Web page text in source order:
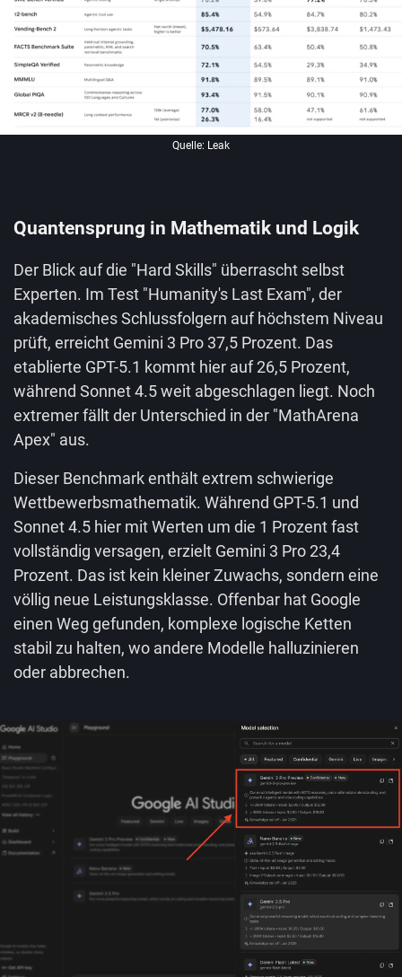
Quelle: Leak
Quantensprung in Mathematik und Logik
Der Blick auf die "Hard Skills" überrascht selbst
Experten. Im Test "Humanity's Last Exam", der
akademisches Schlussfolgern auf höchstem Niveau
prüft, erreicht Gemini 3 Pro 37,5 Prozent. Das
etablierte GPT-5.1 kommt hier auf 26,5 Prozent,
während Sonnet 4.5 weit abgeschlagen liegt. Noch
extremer fällt der Unterschied in der "MathArena
Apex" aus.
Dieser Benchmark enthält extrem schwierige
Wettbewerbsmathematik. Während GPT-5.1 und
Sonnet 4.5 hier mit Werten um die 1 Prozent fast
vollständig versagen, erzielt Gemini 3 Pro 23,4
Prozent. Das ist kein kleiner Zuwachs, sondern eine
völlig neue Leistungsklasse. Offenbar hat Google
einen Weg gefunden, komplexe logische Ketten
stabil zu halten, wo andere Modelle halluzinieren
oder abbrechen.